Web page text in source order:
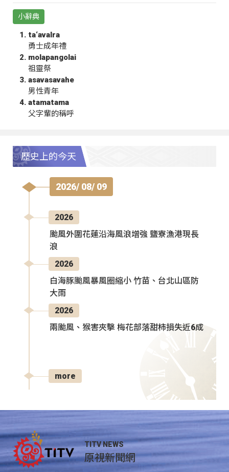
小辭典
ta‘avalra
勇士成年禮
molapangolai
祖靈祭
asavasavahe
男性青年
atamatama
父字輩的稱呼
歷史上的今天
2026/ 08/ 09
2026
颱風外圍花蓮沿海風浪增強 鹽寮漁港現長
浪
2026
白海豚颱風暴風圈縮小 竹苗、台北山區防
大雨
2026
兩颱風、猴害夾擊 梅花部落甜柿損失近6成
more
TITV NEWS
原視新聞網